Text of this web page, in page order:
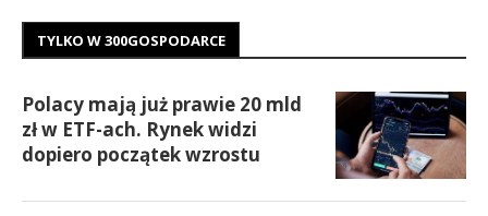
TYLKO W 300GOSPODARCE
Polacy mają już prawie 20 mld
zł w ETF-ach. Rynek widzi
dopiero początek wzrostu